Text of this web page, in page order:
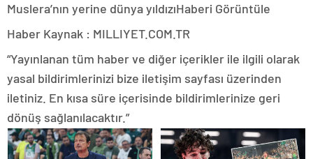
Muslera’nın yerine dünya yıldızıHaberi Görüntüle
Haber Kaynak : MILLIYET.COM.TR
“Yayınlanan tüm haber ve diğer içerikler ile ilgili olarak
yasal bildirimlerinizi bize iletişim sayfası üzerinden
iletiniz. En kısa süre içerisinde bildirimlerinize geri
dönüş sağlanılacaktır.”